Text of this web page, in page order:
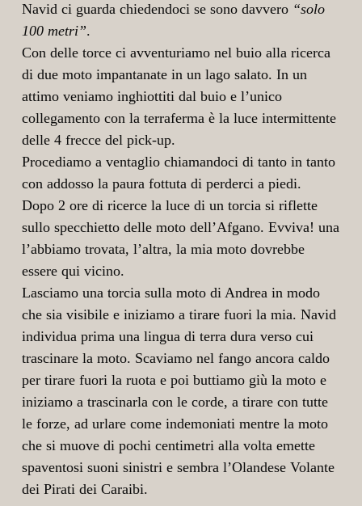
Navid ci guarda chiedendoci se sono davvero “solo
100 metri”.
Con delle torce ci avventuriamo nel buio alla ricerca
di due moto impantanate in un lago salato. In un
attimo veniamo inghiottiti dal buio e l’unico
collegamento con la terraferma è la luce intermittente
delle 4 frecce del pick-up.
Procediamo a ventaglio chiamandoci di tanto in tanto
con addosso la paura fottuta di perderci a piedi.
Dopo 2 ore di ricerce la luce di un torcia si riflette
sullo specchietto delle moto dell’Afgano. Evviva! una
l’abbiamo trovata, l’altra, la mia moto dovrebbe
essere qui vicino.
Lasciamo una torcia sulla moto di Andrea in modo
che sia visibile e iniziamo a tirare fuori la mia. Navid
individua prima una lingua di terra dura verso cui
trascinare la moto. Scaviamo nel fango ancora caldo
per tirare fuori la ruota e poi buttiamo giù la moto e
iniziamo a trascinarla con le corde, a tirare con tutte
le forze, ad urlare come indemoniati mentre la moto
che si muove di pochi centimetri alla volta emette
spaventosi suoni sinistri e sembra l’Olandese Volante
dei Pirati dei Caraibi.